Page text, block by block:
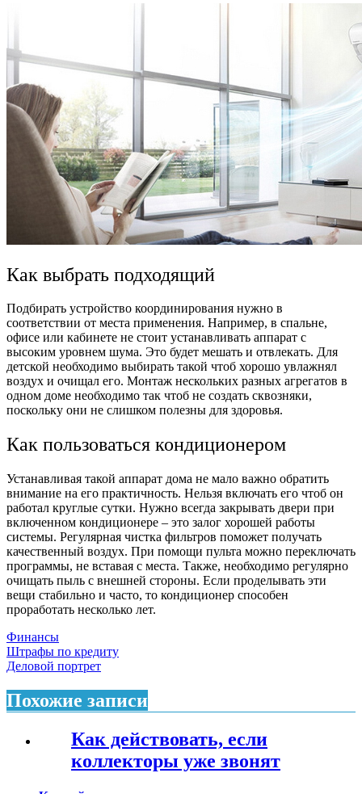
Как выбрать подходящий
Подбирать устройство координирования нужно в
соответствии от места применения. Например, в спальне,
офисе или кабинете не стоит устанавливать аппарат с
высоким уровнем шума. Это будет мешать и отвлекать. Для
детской необходимо выбирать такой чтоб хорошо увлажнял
воздух и очищал его. Монтаж нескольких разных агрегатов в
одном доме необходимо так чтоб не создать сквозняки,
поскольку они не слишком полезны для здоровья.
Как пользоваться кондиционером
Устанавливая такой аппарат дома не мало важно обратить
внимание на его практичность. Нельзя включать его чтоб он
работал круглые сутки. Нужно всегда закрывать двери при
включенном кондиционере – это залог хорошей работы
системы. Регулярная чистка фильтров поможет получать
качественный воздух. При помощи пульта можно переключать
программы, не вставая с места. Также, необходимо регулярно
очищать пыль с внешней стороны. Если проделывать эти
вещи стабильно и часто, то кондиционер способен
проработать несколько лет.
Финансы
Навигация
по
записям
Штрафы по кредиту
Деловой портрет
Похожие записи
Как действовать, если
коллекторы уже звонят